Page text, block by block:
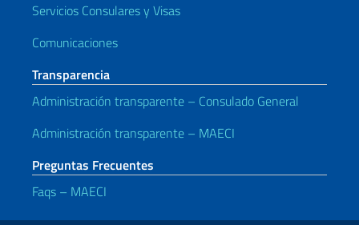
Servicios Consulares y Visas
Comunicaciones
Transparencia
Administración transparente – Consulado General
Administración transparente – MAECI
Preguntas Frecuentes
Faqs – MAECI